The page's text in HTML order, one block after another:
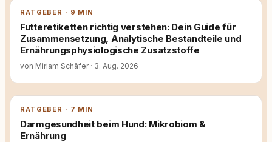
RATGEBER · 9 MIN
Futteretiketten richtig verstehen: Dein Guide für
Zusammensetzung, Analytische Bestandteile und
Ernährungsphysiologische Zusatzstoffe
von Miriam Schäfer · 3. Aug. 2026
RATGEBER · 7 MIN
Darmgesundheit beim Hund: Mikrobiom &
Ernährung